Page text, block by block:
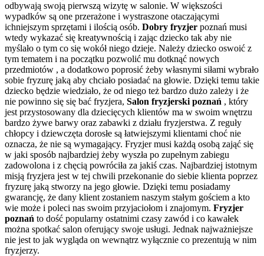
odbywają swoją pierwszą wizytę w salonie. W większości
wypadków są one przerażone i wystraszone otaczającymi
ichniejszym sprzętami i ilością osób. Dobry fryzjer poznań musi
wtedy wykazać się kreatywnością i zając dziecko tak aby nie
myślało o tym co się wokół niego dzieje. Należy dziecko oswoić z
tym tematem i na początku pozwolić mu dotknąć nowych
przedmiotów , a dodatkowo poprosić żeby własnymi siłami wybrało
sobie fryzurę jaką aby chciało posiadać na głowie. Dzięki temu takie
dziecko będzie wiedziało, że od niego też bardzo dużo zależy i że
nie powinno się się bać fryzjera, Salon fryzjerski poznań , który
jest przystosowany dla dziecięcych klientów ma w swoim wnętrzu
bardzo żywe barwy oraz zabawki z działu fryzjerstwa. Z reguły
chłopcy i dziewczęta dorosłe są łatwiejszymi klientami choć nie
oznacza, że nie są wymagający. Fryzjer musi każdą osobą zająć się
w jaki sposób najbardziej żeby wyszła po zupełnym zabiegu
zadowolona i z chęcią powróciła za jakiś czas. Najbardziej istotnym
misją fryzjera jest w tej chwili przekonanie do siebie klienta poprzez
fryzurę jaką stworzy na jego głowie. Dzięki temu posiadamy
gwarancję, że dany klient zostaniem naszym stałym gościem a kto
wie może i poleci nas swoim przyjaciołom i znajomym. Fryzjer
poznań to dość popularny ostatnimi czasy zawód i co kawałek
można spotkać salon oferujący swoje usługi. Jednak najważniejsze
nie jest to jak wygląda on wewnątrz wyłącznie co prezentują w nim
fryzjerzy.